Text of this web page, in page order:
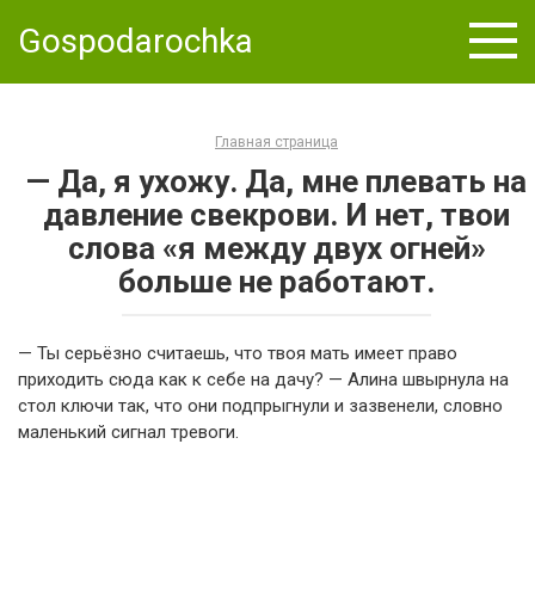
Gospodarochka
Главная страница
— Да, я ухожу. Да, мне плевать на
давление свекрови. И нет, твои
слова «я между двух огней»
больше не работают.
— Ты серьёзно считаешь, что твоя мать имеет право
приходить сюда как к себе на дачу? — Алина швырнула на
стол ключи так, что они подпрыгнули и зазвенели, словно
маленький сигнал тревоги.